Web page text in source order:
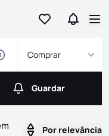
Ir para osIr para
Comprar
Guardar
Guardar
Por relevância